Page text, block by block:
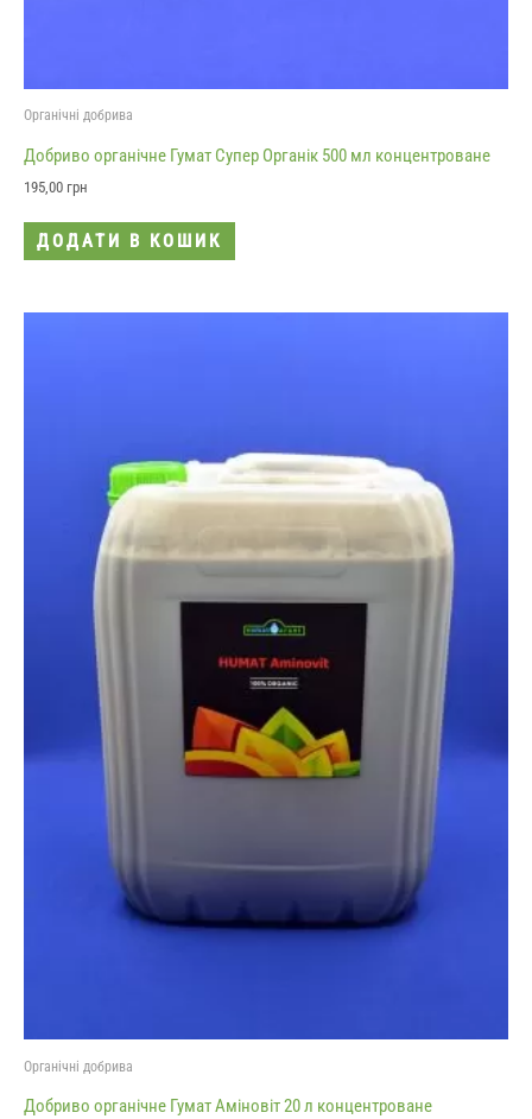
Органічні добрива
Добриво органічне Гумат Супер Органік 500 мл концентроване
195,00 грн
ДОДАТИ В КОШИК
Органічні добрива
Добриво органічне Гумат Аміновіт 20 л концентроване